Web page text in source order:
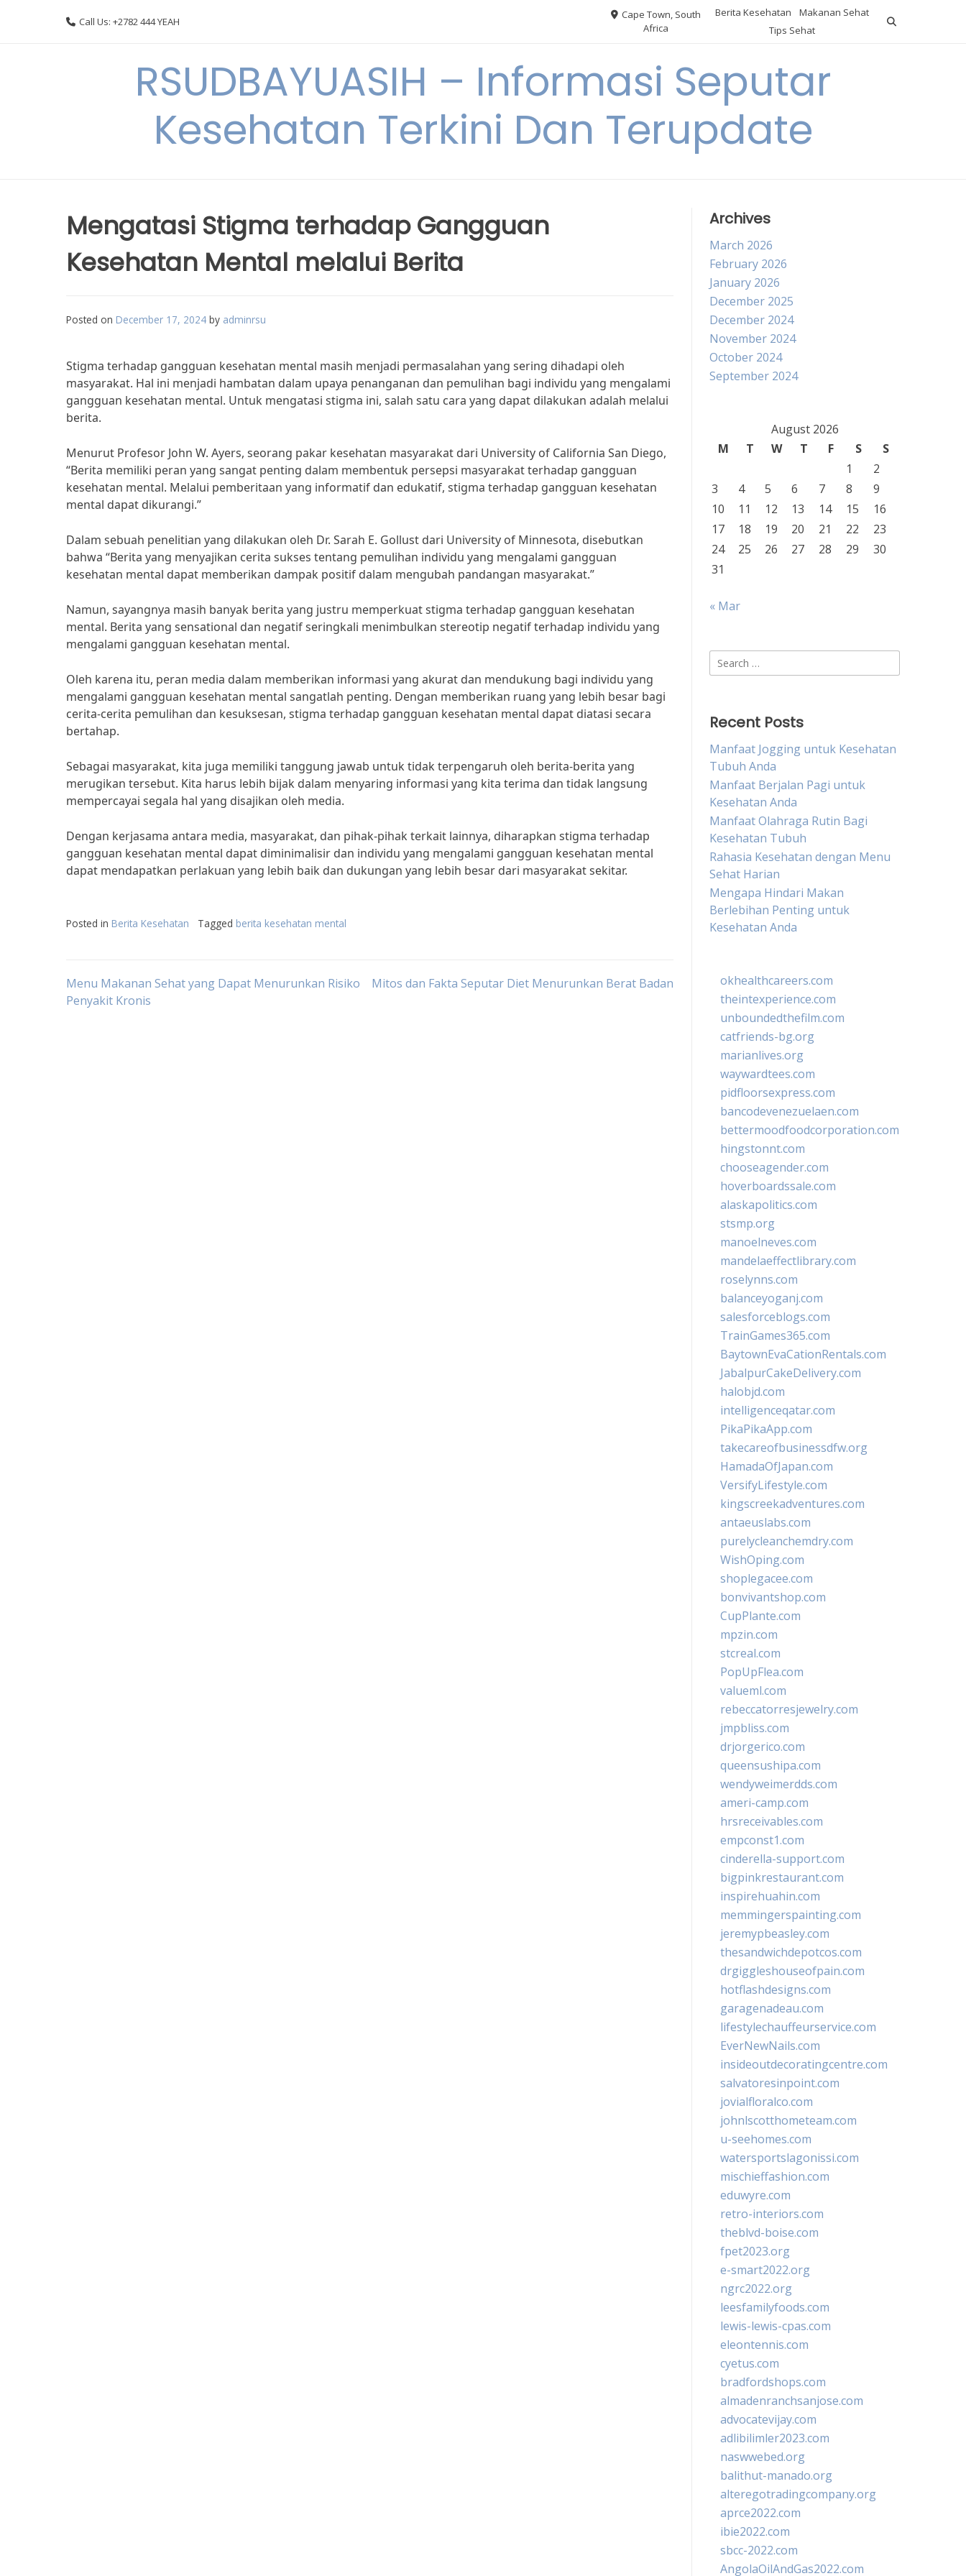
Call Us: +2782 444 YEAH
Cape Town, South
Africa
Berita Kesehatan
Makanan Sehat
Tips Sehat
RSUDBAYUASIH – Informasi Seputar
Kesehatan Terkini Dan Terupdate
Mengatasi Stigma terhadap Gangguan
Kesehatan Mental melalui Berita
Posted on December 17, 2024 by adminrsu
Stigma terhadap gangguan kesehatan mental masih menjadi permasalahan yang sering dihadapi oleh
masyarakat. Hal ini menjadi hambatan dalam upaya penanganan dan pemulihan bagi individu yang mengalami
gangguan kesehatan mental. Untuk mengatasi stigma ini, salah satu cara yang dapat dilakukan adalah melalui
berita.
Menurut Profesor John W. Ayers, seorang pakar kesehatan masyarakat dari University of California San Diego,
“Berita memiliki peran yang sangat penting dalam membentuk persepsi masyarakat terhadap gangguan
kesehatan mental. Melalui pemberitaan yang informatif dan edukatif, stigma terhadap gangguan kesehatan
mental dapat dikurangi.”
Dalam sebuah penelitian yang dilakukan oleh Dr. Sarah E. Gollust dari University of Minnesota, disebutkan
bahwa “Berita yang menyajikan cerita sukses tentang pemulihan individu yang mengalami gangguan
kesehatan mental dapat memberikan dampak positif dalam mengubah pandangan masyarakat.”
Namun, sayangnya masih banyak berita yang justru memperkuat stigma terhadap gangguan kesehatan
mental. Berita yang sensational dan negatif seringkali menimbulkan stereotip negatif terhadap individu yang
mengalami gangguan kesehatan mental.
Oleh karena itu, peran media dalam memberikan informasi yang akurat dan mendukung bagi individu yang
mengalami gangguan kesehatan mental sangatlah penting. Dengan memberikan ruang yang lebih besar bagi
cerita-cerita pemulihan dan kesuksesan, stigma terhadap gangguan kesehatan mental dapat diatasi secara
bertahap.
Sebagai masyarakat, kita juga memiliki tanggung jawab untuk tidak terpengaruh oleh berita-berita yang
merugikan tersebut. Kita harus lebih bijak dalam menyaring informasi yang kita terima dan tidak langsung
mempercayai segala hal yang disajikan oleh media.
Dengan kerjasama antara media, masyarakat, dan pihak-pihak terkait lainnya, diharapkan stigma terhadap
gangguan kesehatan mental dapat diminimalisir dan individu yang mengalami gangguan kesehatan mental
dapat mendapatkan perlakuan yang lebih baik dan dukungan yang lebih besar dari masyarakat sekitar.
Posted in Berita Kesehatan Tagged berita kesehatan mental
Post
Menu Makanan Sehat yang Dapat Menurunkan Risiko
Penyakit Kronis
Mitos dan Fakta Seputar Diet Menurunkan Berat Badan
Archives
March 2026
February 2026
January 2026
December 2025
December 2024
November 2024
October 2024
September 2024
August 2026
M
T W T F S
S
1
2
3
4 5 6 7 8
9
10
11 12 13 14 15
16
17
18 19 20 21 22
23
24
25 26 27 28 29
30
31
« Mar
Search
for:
Recent Posts
Manfaat Jogging untuk Kesehatan
Tubuh Anda
Manfaat Berjalan Pagi untuk
Kesehatan Anda
Manfaat Olahraga Rutin Bagi
Kesehatan Tubuh
Rahasia Kesehatan dengan Menu
Sehat Harian
Mengapa Hindari Makan
Berlebihan Penting untuk
Kesehatan Anda
okhealthcareers.com
theintexperience.com
unboundedthefilm.com
catfriends-bg.org
marianlives.org
waywardtees.com
pidfloorsexpress.com
bancodevenezuelaen.com
bettermoodfoodcorporation.com
hingstonnt.com
chooseagender.com
hoverboardssale.com
alaskapolitics.com
stsmp.org
manoelneves.com
mandelaeffectlibrary.com
roselynns.com
balanceyoganj.com
salesforceblogs.com
TrainGames365.com
BaytownEvaCationRentals.com
JabalpurCakeDelivery.com
halobjd.com
intelligenceqatar.com
PikaPikaApp.com
takecareofbusinessdfw.org
HamadaOfJapan.com
VersifyLifestyle.com
kingscreekadventures.com
antaeuslabs.com
purelycleanchemdry.com
WishOping.com
shoplegacee.com
bonvivantshop.com
CupPlante.com
mpzin.com
stcreal.com
PopUpFlea.com
valueml.com
rebeccatorresjewelry.com
jmpbliss.com
drjorgerico.com
queensushipa.com
wendyweimerdds.com
ameri-camp.com
hrsreceivables.com
empconst1.com
cinderella-support.com
bigpinkrestaurant.com
inspirehuahin.com
memmingerspainting.com
jeremypbeasley.com
thesandwichdepotcos.com
drgiggleshouseofpain.com
hotflashdesigns.com
garagenadeau.com
lifestylechauffeurservice.com
EverNewNails.com
insideoutdecoratingcentre.com
salvatoresinpoint.com
jovialfloralco.com
johnlscotthometeam.com
u-seehomes.com
watersportslagonissi.com
mischieffashion.com
eduwyre.com
retro-interiors.com
theblvd-boise.com
fpet2023.org
e-smart2022.org
ngrc2022.org
leesfamilyfoods.com
lewis-lewis-cpas.com
eleontennis.com
cyetus.com
bradfordshops.com
almadenranchsanjose.com
advocatevijay.com
adlibilimler2023.com
naswwebed.org
balithut-manado.org
alteregotradingcompany.org
aprce2022.com
ibie2022.com
sbcc-2022.com
AngolaOilAndGas2022.com